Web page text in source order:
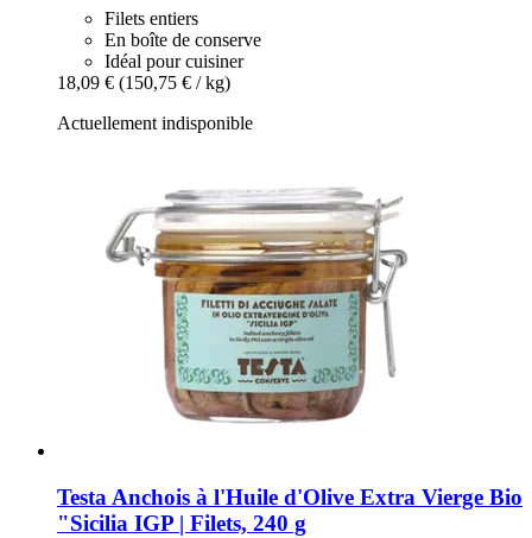
Filets entiers
En boîte de conserve
Idéal pour cuisiner
18,09 € (150,75 € / kg)
Actuellement indisponible
Testa Anchois à l'Huile d'Olive Extra Vierge Bio
"Sicilia IGP | Filets, 240 g